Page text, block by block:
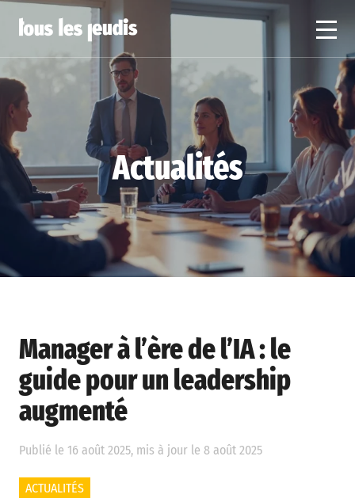
Actualités
Manager à l’ère de l’IA : le
guide pour un leadership
augmenté
Publié le 16 août 2025, mis à jour le 8 août 2025
ACTUALITÉS